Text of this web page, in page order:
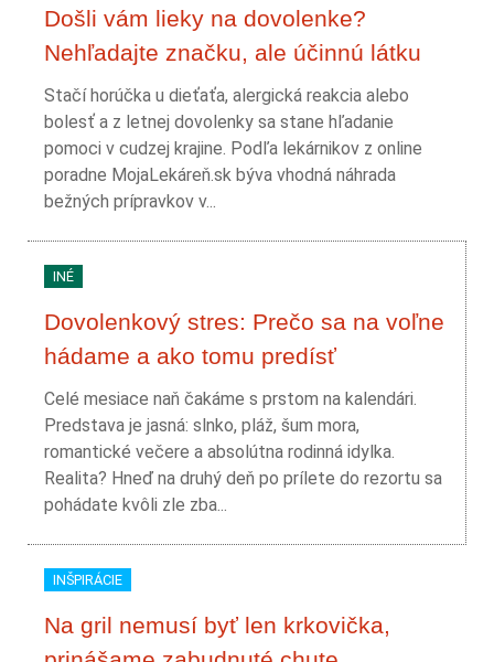
Došli vám lieky na dovolenke?
Nehľadajte značku, ale účinnú látku
Stačí horúčka u dieťaťa, alergická reakcia alebo
bolesť a z letnej dovolenky sa stane hľadanie
pomoci v cudzej krajine. Podľa lekárnikov z online
poradne MojaLekáreň.sk býva vhodná náhrada
bežných prípravkov v...
INÉ
Dovolenkový stres: Prečo sa na voľne
hádame a ako tomu predísť
Celé mesiace naň čakáme s prstom na kalendári.
Predstava je jasná: slnko, pláž, šum mora,
romantické večere a absolútna rodinná idylka.
Realita? Hneď na druhý deň po prílete do rezortu sa
pohádate kvôli zle zba...
INŠPIRÁCIE
Na gril nemusí byť len krkovička,